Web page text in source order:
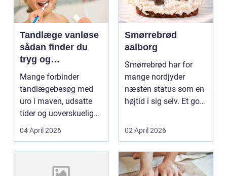
Tandlæge vanløse
sådan finder du
tryg og
professionel
tandpleje
Mange forbinder
tandlægebesøg med
uro i maven, udsatte
tider og uoverskuelige
priser. Samtidig ved
04 April 2026
Smørrebrød
aalborg
Smørrebrød har for
mange nordjyder
næsten status som en
højtid i sig selv. Et godt
02 April 2026